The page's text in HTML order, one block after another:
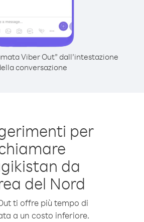
Viber Out” dall’intestazione
conversazione
per
da
del Nord
ti offre più tempo di
a un costo inferiore.